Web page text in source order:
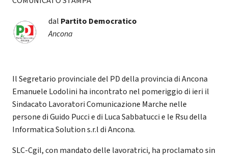
dal Partito Democratico
Ancona
Il Segretario provinciale del PD della provincia di Ancona
Emanuele Lodolini ha incontrato nel pomeriggio di ieri il
Sindacato Lavoratori Comunicazione Marche nelle
persone di Guido Pucci e di Luca Sabbatucci e le Rsu della
Informatica Solution s.r.l di Ancona.
SLC-Cgil, con mandato delle lavoratrici, ha proclamato sin